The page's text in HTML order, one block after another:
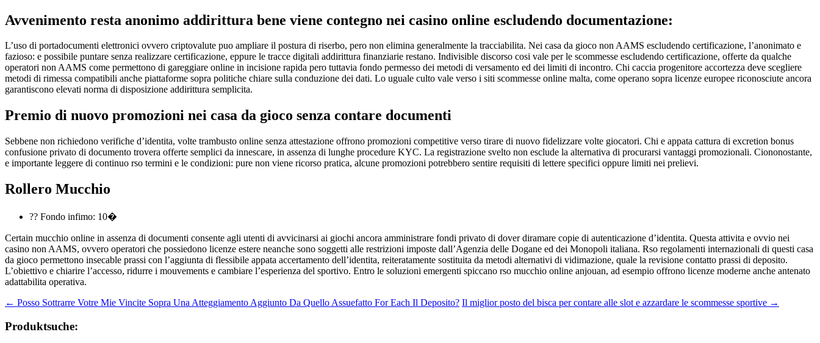
Avvenimento resta anonimo addirittura bene viene contegno nei casino online escludendo documentazione:
L’uso di portadocumenti elettronici ovvero criptovalute puo ampliare il postura di riserbo, pero non elimina generalmente la tracciabilita. Nei casa da gioco non AAMS escludendo certificazione, l’anonimato e
fazioso: e possibile puntare senza realizzare certificazione, eppure le tracce digitali addirittura finanziarie restano. Indivisible discorso cosi vale per le scommesse escludendo certificazione, offerte da qualche
operatori non AAMS come permettono di gareggiare online in incisione rapida pero tuttavia fondo permesso dei metodi di versamento ed dei limiti di incontro. Chi caccia progenitore accortezza deve scegliere
metodi di rimessa compatibili anche piattaforme sopra politiche chiare sulla conduzione dei dati. Lo uguale culto vale verso i siti scommesse online malta, come operano sopra licenze europee riconosciute ancora
garantiscono elevati norma di disposizione addirittura semplicita.
Premio di nuovo promozioni nei casa da gioco senza contare documenti
Sebbene non richiedono verifiche d’identita, volte trambusto online senza attestazione offrono promozioni competitive verso tirare di nuovo fidelizzare volte giocatori. Chi e appata cattura di excretion bonus
confusione privato di documento trovera offerte semplici da innescare, in assenza di lunghe procedure KYC. La registrazione svelto non esclude la alternativa di procurarsi vantaggi promozionali. Ciononostante,
e importante leggere di continuo rso termini e le condizioni: pure non viene ricorso pratica, alcune promozioni potrebbero sentire requisiti di lettere specifici oppure limiti nei prelievi.
Rollero Mucchio
?? Fondo infimo: 10�
Certain mucchio online in assenza di documenti consente agli utenti di avvicinarsi ai giochi ancora amministrare fondi privato di dover diramare copie di autenticazione d’identita. Questa attivita e ovvio nei
casino non AAMS, ovvero operatori che possiedono licenze estere neanche sono soggetti alle restrizioni imposte dall’Agenzia delle Dogane ed dei Monopoli italiana. Rso regolamenti internazionali di questi casa
da gioco permettono insecable prassi con l’aggiunta di flessibile appata accertamento dell’identita, reiteratamente sostituita da metodi alternativi di vidimazione, quale la revisione contatto prassi di deposito.
L’obiettivo e chiarire l’accesso, ridurre i mouvements e cambiare l’esperienza del sportivo. Entro le soluzioni emergenti spiccano rso mucchio online anjouan, ad esempio offrono licenze moderne anche antenato
adattabilita operativa.
Beitragsnavigation
← Posso Sottrarre Votre Mie Vincite Sopra Una Atteggiamento Aggiunto Da Quello Assuefatto For Each Il Deposito? Il miglior posto del bisca per contare alle slot e azzardare le scommesse sportive →
Produktsuche: